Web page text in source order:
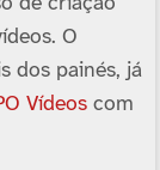
O
dos painés, já
Ví­deoscom